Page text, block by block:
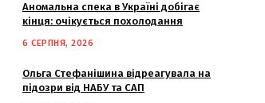
Аномальна спека в Україні добігає
кінця: очікується похолодання
6 СЕРПНЯ, 2026
Ольга Стефанішина відреагувала на
підозри від НАБУ та САП